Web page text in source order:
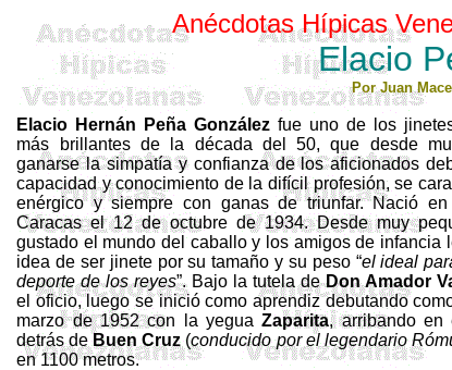
Anécdotas Hípicas
Elacio
Por Juan
Elacio Hernán Peña González fue uno de los
más brillantes de la década del 50, que desde
ganarse la simpatía y confianza de los aficionados
capacidad y conocimiento de la difícil profesión, se
enérgico y siempre con ganas de triunfar. Nació
Caracas el 12 de octubre de 1934. Desde muy
gustado el mundo del caballo y los amigos de infancia
idea de ser jinete por su tamaño y su peso “el ideal
deporte de los reyes”. Bajo la tutela deDon Amador
el oficio, luego se inició como aprendiz debutando
marzo de 1952 con la yeguaZaparita, arribando en
detrás deBuen Cruz(conducido por el legendario
en 1100 metros.